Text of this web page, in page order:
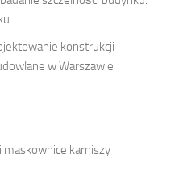
konstrukcji
w Warszawie
maskownice karniszy